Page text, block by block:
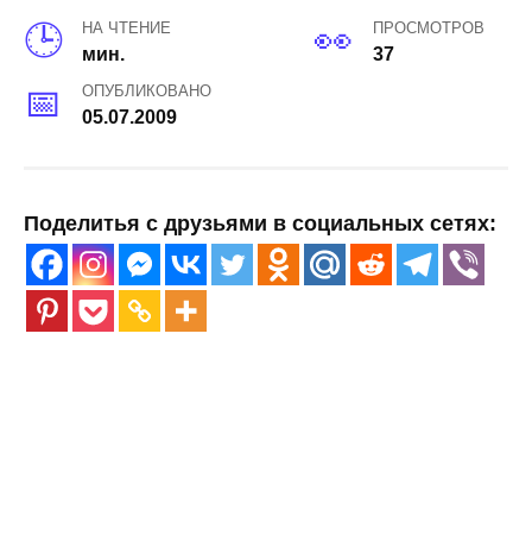
НА ЧТЕНИЕ
мин.
ПРОСМОТРОВ
37
ОПУБЛИКОВАНО
05.07.2009
Поделитья с друзьями в социальных сетях: